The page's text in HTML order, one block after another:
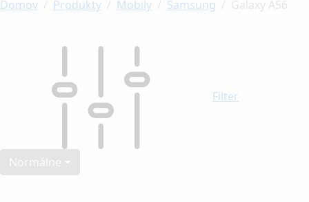
Domov Produkty Mobily Samsung Galaxy A56
Filter
Normálne